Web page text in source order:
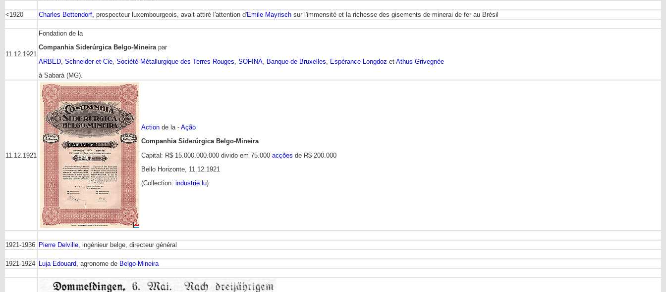
<1920 Charles Bettendorf, prospecteur luxembourgeois, avait attiré l'attention d'Emile Mayrisch sur l'immensité et la richesse des gisements de minerai de fer au Brésil
11.12.1921
Fondation de la
Companhia Siderúrgica Belgo-Mineirapar
ARBED Schneider et Cie Société Métallurgique des Terres Rouges SOFINA Banque de Bruxelles Espérance-Longdoz et Athus-Grivegnée
à Sabará (MG).
11.12.1921
Action de la - Ação
Companhia Siderúrgica Belgo-Mineira
Capital: R$ 15.000.000.000 divido em 75.000 acções de R$ 200.000
Bello Horizonte, 11.12.1921
(Collection: industrie.lu)
1921-1936 Pierre Delville, ingénieur belge, directeur général
1921-1924 Luja Edouard, agronome de Belgo-Mineira